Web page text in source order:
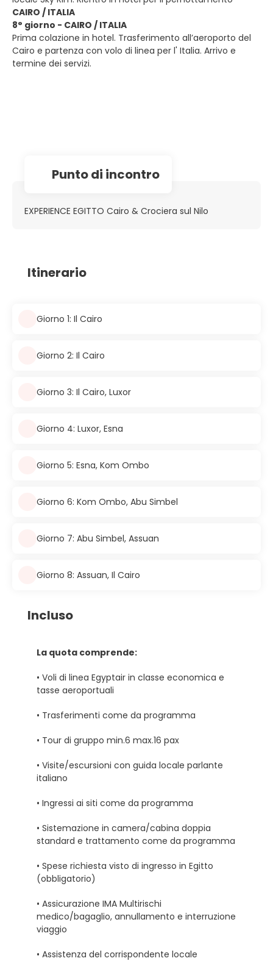
CAIRO / ITALIA
8° giorno - CAIRO / ITALIA
Prima colazione in hotel. Trasferimento all’aeroporto del
Cairo e partenza con volo di linea per l' Italia. Arrivo e
termine dei servizi.
Punto di incontro
EXPERIENCE EGITTO Cairo & Crociera sul Nilo
Itinerario
Giorno 1: Il Cairo
Giorno 2: Il Cairo
Giorno 3: Il Cairo, Luxor
Giorno 4: Luxor, Esna
Giorno 5: Esna, Kom Ombo
Giorno 6: Kom Ombo, Abu Simbel
Giorno 7: Abu Simbel, Assuan
Giorno 8: Assuan, Il Cairo
Incluso
La quota comprende:
• Voli di linea Egyptair in classe economica e
tasse aeroportuali
• Trasferimenti come da programma
• Tour di gruppo min.6 max.16 pax
• Visite/escursioni con guida locale parlante
italiano
• Ingressi ai siti come da programma
• Sistemazione in camera/cabina doppia
standard e trattamento come da programma
• Spese richiesta visto di ingresso in Egitto
(obbligatorio)
• Assicurazione IMA Multirischi
medico/bagaglio, annullamento e interruzione
viaggio
• Assistenza del corrispondente locale